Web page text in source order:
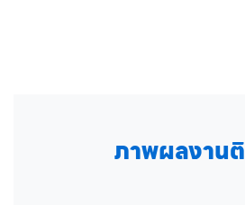
ภาพผลงาน